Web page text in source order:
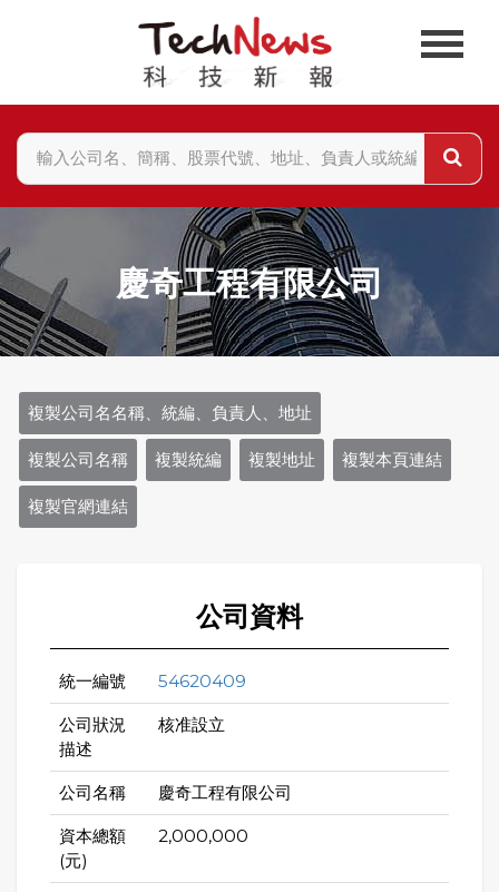
慶奇工程有限公司
複製公司名名稱、統編、負責人、地址
複製公司名稱 複製統編 複製地址 複製本頁連結
複製官網連結
公司資料
統一編號 54620409
公司狀況
描述
核准設立
公司名稱 慶奇工程有限公司
資本總額
(元)
2,000,000